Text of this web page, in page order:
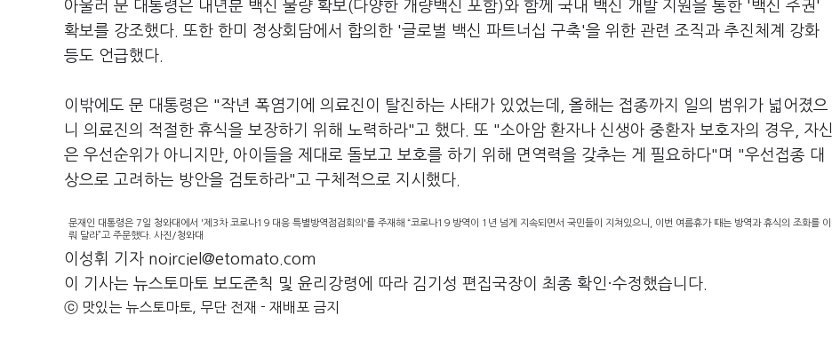
아울러 문 대통령은 내년분 백신 물량 확보(다양한 개량백신 포함)와 함께 국내 백신 개발 지원을 통한 '백신 주권'
확보를 강조했다. 또한 한미 정상회담에서 합의한 '글로벌 백신 파트너십 구축'을 위한 관련 조직과 추진체계 강화
등도 언급했다.
이밖에도 문 대통령은 "작년 폭염기에 의료진이 탈진하는 사태가 있었는데, 올해는 접종까지 일의 범위가 넓어졌으
니 의료진의 적절한 휴식을 보장하기 위해 노력하라"고 했다. 또 "소아암 환자나 신생아 중환자 보호자의 경우, 자신
은 우선순위가 아니지만, 아이들을 제대로 돌보고 보호를 하기 위해 면역력을 갖추는 게 필요하다"며 "우선접종 대
상으로 고려하는 방안을 검토하라"고 구체적으로 지시했다.
문재인 대통령은 7일 청와대에서 '제3차 코로나19 대응 특별방역점검회의'를 주재해 “코로나19 방역이 1년 넘게 지속되면서 국민들이 지쳐있으니, 이번 여름휴가 때는 방역과 휴식의 조화를 이
뤄 달라”고 주문했다. 사진/청와대
이성휘 기자 noirciel@etomato.com
이 기사는 뉴스토마토 보도준칙 및 윤리강령에 따라 김기성 편집국장이 최종 확인·수정했습니다.
ⓒ 맛있는 뉴스토마토, 무단 전재 - 재배포 금지